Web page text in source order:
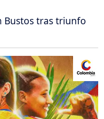
Bustos tras triunfo